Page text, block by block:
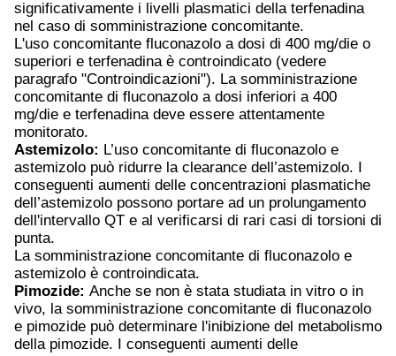
significativamente i livelli plasmatici della terfenadina
nel caso di somministrazione concomitante.
L'uso concomitante fluconazolo a dosi di 400 mg/die o
superiori e terfenadina è controindicato (vedere
paragrafo "Controindicazioni"). La somministrazione
concomitante di fluconazolo a dosi inferiori a 400
mg/die e terfenadina deve essere attentamente
monitorato.
Astemizolo: L’uso concomitante di fluconazolo e
astemizolo può ridurre la clearance dell’astemizolo. I
conseguenti aumenti delle concentrazioni plasmatiche
dell’astemizolo possono portare ad un prolungamento
dell'intervallo QT e al verificarsi di rari casi di torsioni di
punta.
La somministrazione concomitante di fluconazolo e
astemizolo è controindicata.
Pimozide: Anche se non è stata studiata in vitro o in
vivo, la somministrazione concomitante di fluconazolo
e pimozide può determinare l'inibizione del metabolismo
della pimozide. I conseguenti aumenti delle